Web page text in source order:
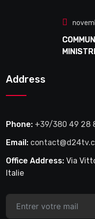
Address
Phone: +39/380 49 28
Email:
Office Address: Via
Italie